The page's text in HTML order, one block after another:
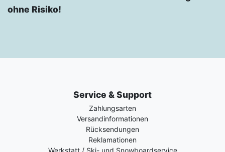
ohne Risiko!
Service & Support
Zahlungsarten
Versandinformationen
Rücksendungen
Reklamationen
Werkstatt / Ski- und Snowboardservice